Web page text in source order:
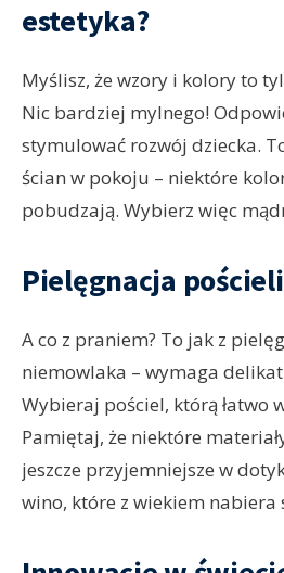
estetyka?
Myślisz, że wzory i kolory to
Nic bardziej mylnego!
stymulować rozwój dziecka.
ścian w pokoju – niektóre
pobudzają. Wybierz więc
Pielęgnacja pościeli
A co z praniem? To jak z
niemowlaka – wymaga
Wybieraj pościel, którą łatwo
Pamiętaj, że niektóre
jeszcze przyjemniejsze w
wino, które z wiekiem nabiera